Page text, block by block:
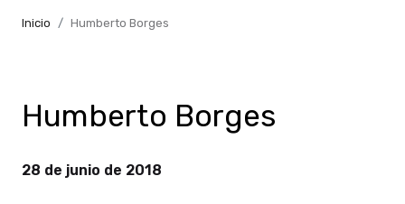
Inicio Humberto Borges
Humberto Borges
28 de junio de 2018